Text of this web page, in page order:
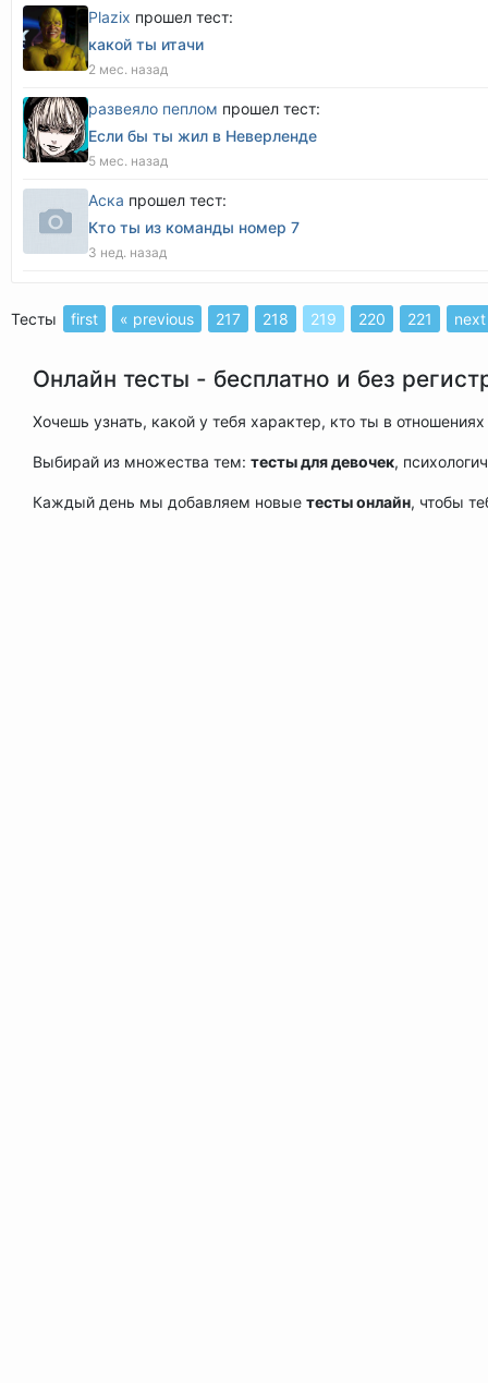
Plazix прошел тест:
какой ты итачи
2 мес. назад
развеяло пеплом прошел тест:
Если бы ты жил в Неверленде
5 мес. назад
Аска прошел тест:
Кто ты из команды номер 7
3 нед. назад
Тесты first « previous 217 218 219 220 221
Онлайн тесты - бесплатно и без
Хочешь узнать, какой у тебя характер, кто ты в
Выбирай из множества тем: тесты для девочек,
Каждый день мы добавляем новые тесты онлайн, чтобы